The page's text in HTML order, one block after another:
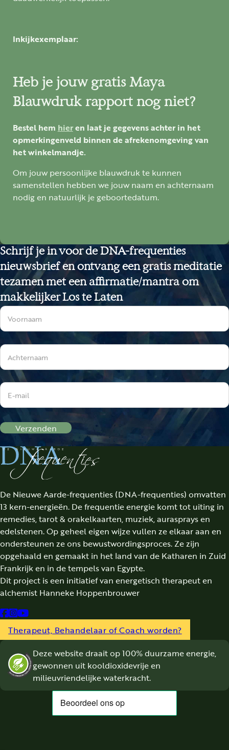
Inkijkexemplaar:
Heb je jouw gratis Maya
Blauwdruk rapport nog niet?
Bestel hem hieren laat je gegevens achter in het
opmerkingenveld binnen de afrekenomgeving van
het winkelmandje.
Om jouw persoonlijke blauwdruk te kunnen
samenstellen hebben we jouw naam en achternaam
nodig en natuurlijk je geboortedatum.
Schrijf je in voor de DNA-frequenties
nieuwsbrief en ontvang een gratis meditatie
tezamen met een affirmatie/mantra om
makkelijker Los te Laten
Sectie
Verzenden
De Nieuwe Aarde-frequenties (DNA-frequenties) omvatten
13 kern-energieën. De frequentie energie komt tot uiting in
remedies, tarot & orakelkaarten, muziek, aurasprays en
edelstenen. Op geheel eigen wijze vullen ze elkaar aan en
ondersteunen ze ons bewustwordingsproces. Ze zijn
opgehaald en gemaakt in het land van de Katharen in Zuid
Frankrijk en in de tempels van Egypte.
Dit project is een initiatief van energetisch therapeut en
alchemist Hanneke Hoppenbrouwer
Follow us on Facebook
Follow us on Instagram
Follow us on YouTube
Therapeut, Behandelaar of Coach worden?
Deze website draait op 100% duurzame energie,
gewonnen uit kooldioxidevrije en
milieuvriendelijke waterkracht.